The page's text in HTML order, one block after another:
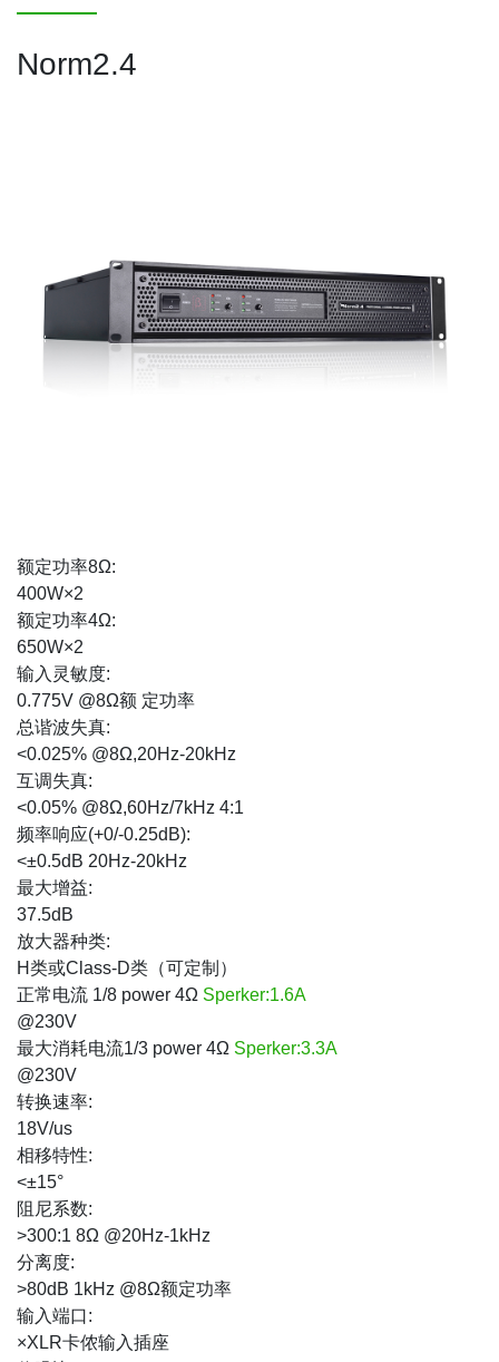
Norm2.4
额定功率8Ω:
400W×2
额定功率4Ω:
650W×2
输入灵敏度:
0.775V @8Ω额 定功率
总谐波失真:
<0.025% @8Ω,20Hz-20kHz
互调失真:
<0.05% @8Ω,60Hz/7kHz 4:1
频率响应(+0/-0.25dB):
<±0.5dB 20Hz-20kHz
最大增益:
37.5dB
放大器种类:
H类或Class-D类（可定制）
正常电流 1/8 power 4Ω Sperker:1.6A
@230V
最大消耗电流1/3 power 4Ω Sperker:3.3A
@230V
转换速率:
18V/us
相移特性:
<±15°
阻尼系数:
>300:1 8Ω @20Hz-1kHz
分离度:
>80dB 1kHz @8Ω额定功率
输入端口:
×XLR卡侬输入插座